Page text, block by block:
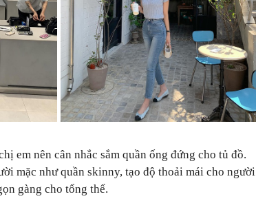
em nên cân nhắc sắm quần ống đứng cho tủ đồ.
mặc như quần skinny, tạo độ thoải mái cho người
gàng cho tổng thể.